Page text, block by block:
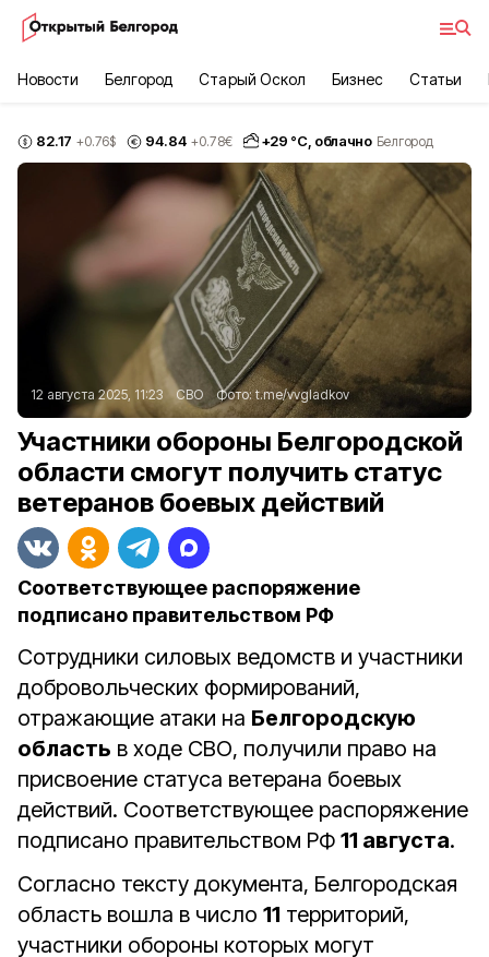
Новости Белгород Старый Оскол Бизнес Статьи
82.17 +0.76$ 94.84 +0.78€ +29 °С, облачно Белгород
12 августа 2025, 11:23 СВО Фото:t.me/vvgladkov
Участники обороны Белгородской
области смогут получить статус
ветеранов боевых действий
Соответствующее распоряжение
подписано правительством РФ
Сотрудники силовых ведомств и участники
добровольческих формирований,
отражающие атаки на Белгородскую
область в ходе СВО, получили право на
присвоение статуса ветерана боевых
действий. Соответствующее распоряжение
подписано правительством РФ 11 августа.
Согласно тексту документа, Белгородская
область вошла в число 11 территорий,
участники обороны которых могут